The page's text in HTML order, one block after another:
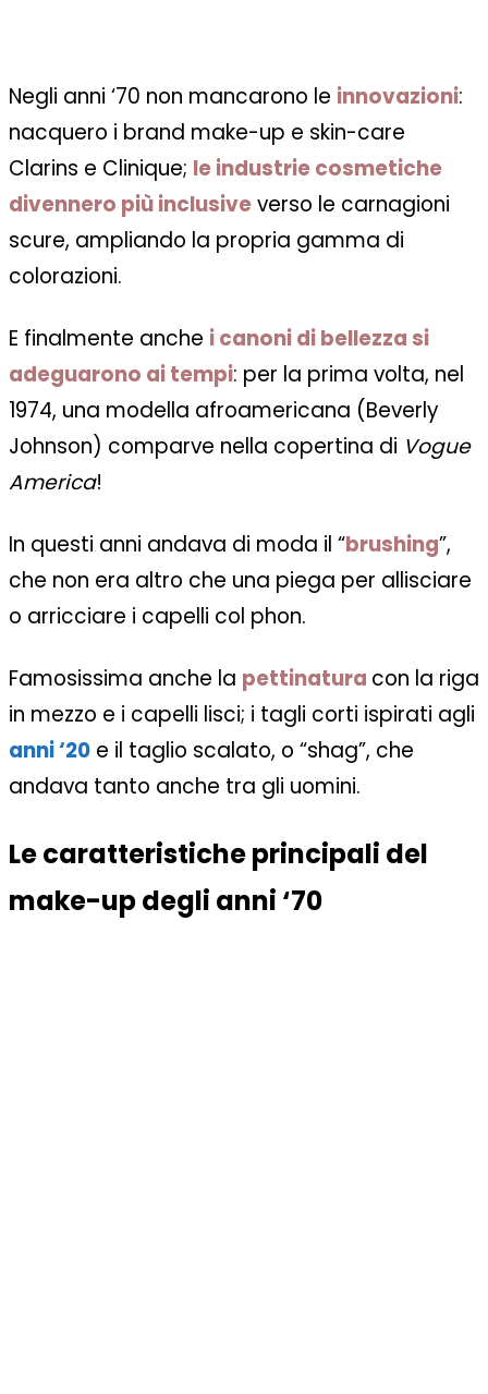
Negli anni ‘70 non mancarono le innovazioni:
nacquero i brand make-up e skin-care
Clarins e Clinique; le industrie cosmetiche
divennero più inclusiveverso le carnagioni
scure, ampliando la propria gamma di
colorazioni.
E finalmente anche i canoni di bellezza si
adeguarono ai tempi: per la prima volta, nel
1974, una modella afroamericana (Beverly
Johnson) comparve nella copertina di Vogue
America!
In questi anni andava di moda il “brushing”,
che non era altro che una piega per allisciare
o arricciare i capelli col phon.
Famosissima anche la pettinatura con la riga
in mezzo e i capelli lisci; i tagli corti ispirati agli
anni ‘20 e il taglio scalato, o “shag”, che
andava tanto anche tra gli uomini.
Le caratteristiche principali del
make-up degli anni ‘70